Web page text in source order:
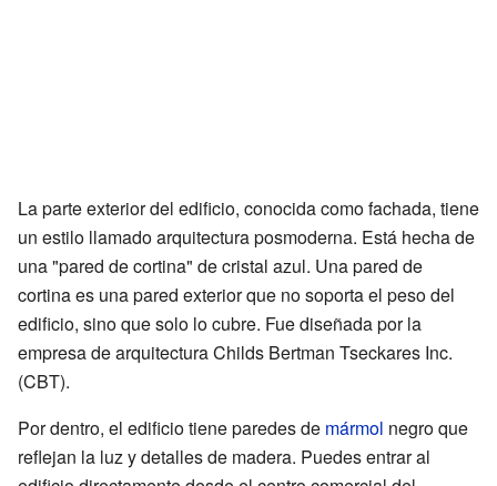
La parte exterior del edificio, conocida como fachada, tiene
un estilo llamado arquitectura posmoderna. Está hecha de
una "pared de cortina" de cristal azul. Una pared de
cortina es una pared exterior que no soporta el peso del
edificio, sino que solo lo cubre. Fue diseñada por la
empresa de arquitectura Childs Bertman Tseckares Inc.
(CBT).
Por dentro, el edificio tiene paredes de mármol negro que
reflejan la luz y detalles de madera. Puedes entrar al